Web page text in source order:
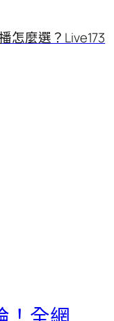
怎麼選？Live173